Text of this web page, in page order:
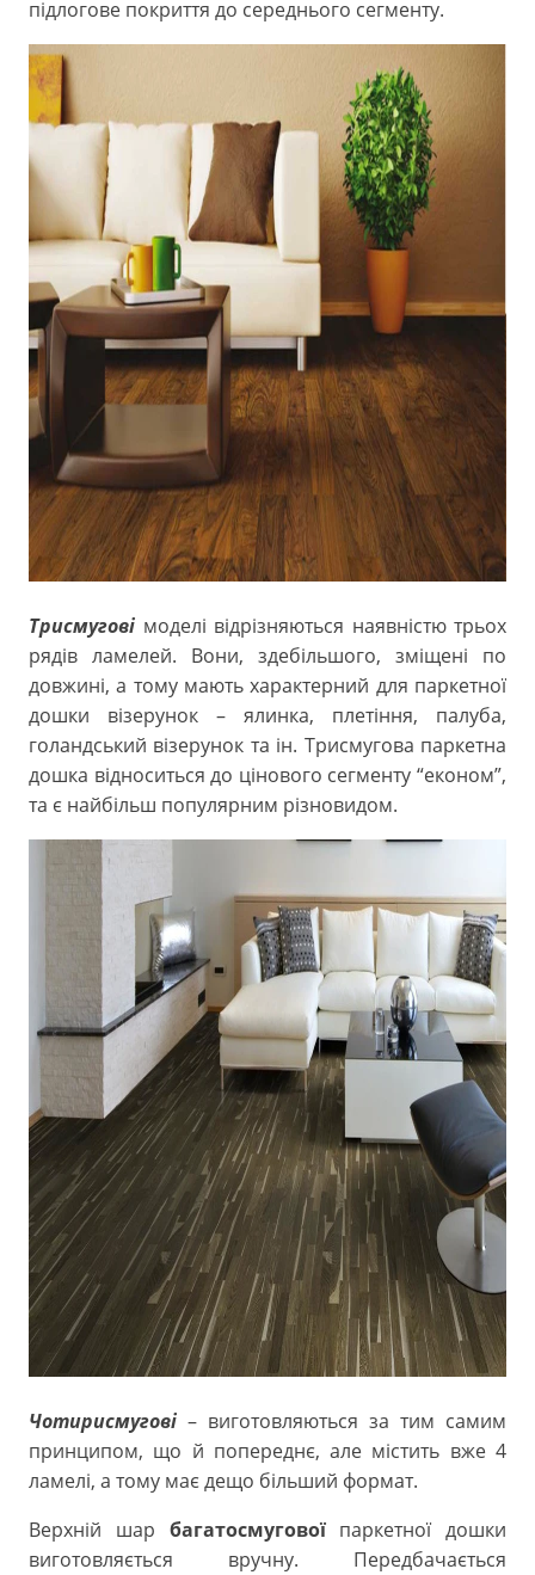
підлогове покриття до середнього сегменту.
Трисмугові моделі відрізняються наявністю трьох
рядів ламелей. Вони, здебільшого, зміщені по
довжині, а тому мають характерний для паркетної
дошки візерунок – ялинка, плетіння, палуба,
голандський візерунок та ін. Трисмугова паркетна
дошка відноситься до цінового сегменту “економ”,
та є найбільш популярним різновидом.
Чотирисмугові – виготовляються за тим самим
принципом, що й попереднє, але містить вже 4
ламелі, а тому має дещо більший формат.
Верхній шар багатосмуговоїпаркетної дошки
виготовляється вручну. Передбачається